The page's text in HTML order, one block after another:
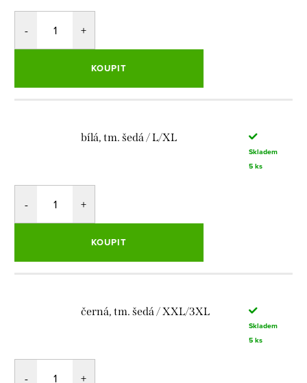
KOUPIT
bílá, tm. šedá / L/XL
Skladem
5 ks
KOUPIT
černá, tm. šedá / XXL/3XL
Skladem
5 ks